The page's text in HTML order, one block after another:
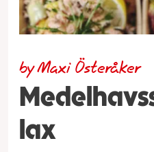
lax
by Maxi Österåker